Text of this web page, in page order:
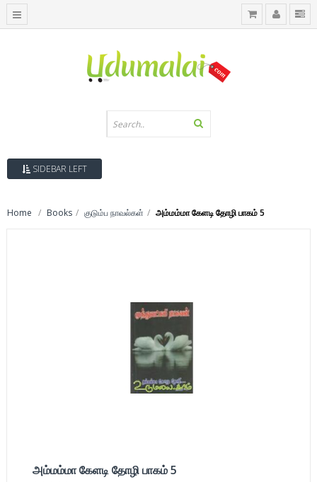
SIDEBAR LEFT
Home Books குடும்ப நாவல்கள் அம்மம்மா கேளடி தோழி பாகம் 5
அம்மம்மா கேளடி தோழி பாகம் 5